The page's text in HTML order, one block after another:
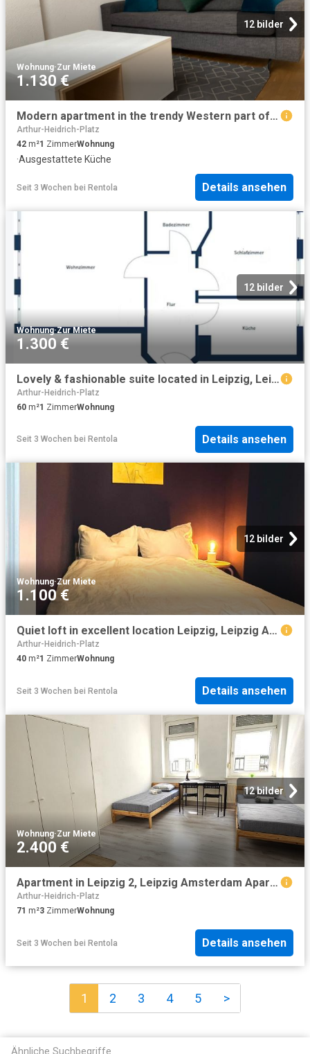
12 bilder
Wohnung·Zur Miete
1.130 €
Modern apartment in the trendy Western part of Leipzig, Leipzig Amsterdam Apartments for Rent
Arthur-Heidrich-Platz
42 m²1 ZimmerWohnung
·Ausgestattete Küche
Seit 3 Wochen bei Rentola Details ansehen
12 bilder
Wohnung·Zur Miete
1.300 €
Lovely & fashionable suite located in Leipzig, Leipzig Amsterdam Apartments for Rent
Arthur-Heidrich-Platz
60 m²1 ZimmerWohnung
Seit 3 Wochen bei Rentola Details ansehen
12 bilder
Wohnung·Zur Miete
1.100 €
Quiet loft in excellent location Leipzig, Leipzig Amsterdam Apartments for Rent
Arthur-Heidrich-Platz
40 m²1 ZimmerWohnung
Seit 3 Wochen bei Rentola Details ansehen
12 bilder
Wohnung·Zur Miete
2.400 €
Apartment in Leipzig 2, Leipzig Amsterdam Apartments for Rent
Arthur-Heidrich-Platz
71 m²3 ZimmerWohnung
Seit 3 Wochen bei Rentola Details ansehen
1 2 3 4 5 >